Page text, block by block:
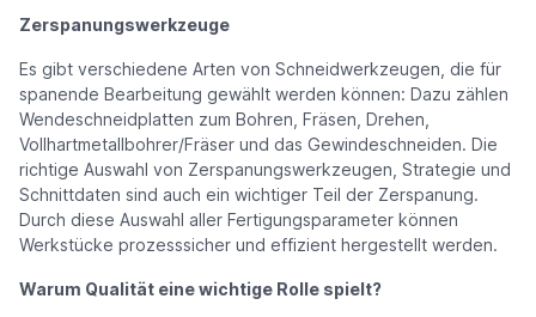
Zerspanungswerkzeuge
Es gibt verschiedene Arten von Schneidwerkzeugen, die für
spanende Bearbeitung gewählt werden können: Dazu zählen
Wendeschneidplatten zum Bohren, Fräsen, Drehen,
Vollhartmetallbohrer/Fräser und das Gewindeschneiden. Die
richtige Auswahl von Zerspanungswerkzeugen, Strategie und
Schnittdaten sind auch ein wichtiger Teil der Zerspanung.
Durch diese Auswahl aller Fertigungsparameter können
Werkstücke prozesssicher und effizient hergestellt werden.
Warum Qualität eine wichtige Rolle spielt?